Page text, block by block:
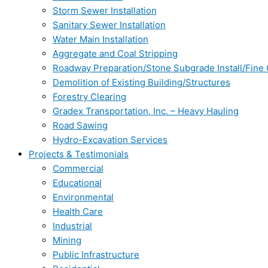
Storm Sewer Installation
Sanitary Sewer Installation
Water Main Installation
Aggregate and Coal Stripping
Roadway Preparation/Stone Subgrade Install/Fine
Demolition of Existing Building/Structures
Forestry Clearing
Gradex Transportation, Inc. – Heavy Hauling
Road Sawing
Hydro-Excavation Services
Projects & Testimonials
Commercial
Educational
Environmental
Health Care
Industrial
Mining
Public Infrastructure